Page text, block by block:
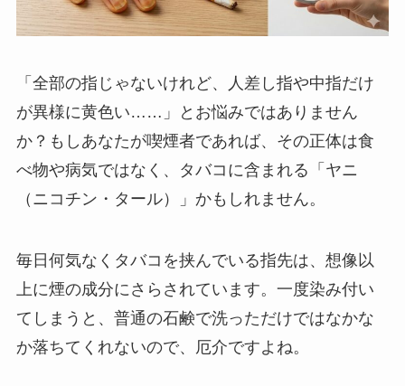
「全部の指じゃないけれど、人差し指や中指だけ
が異様に黄色い……」とお悩みではありません
か？もしあなたが喫煙者であれば、その正体は食
べ物や病気ではなく、タバコに含まれる「ヤニ
（ニコチン・タール）」かもしれません。
毎日何気なくタバコを挟んでいる指先は、想像以
上に煙の成分にさらされています。一度染み付い
てしまうと、普通の石鹸で洗っただけではなかな
か落ちてくれないので、厄介ですよね。